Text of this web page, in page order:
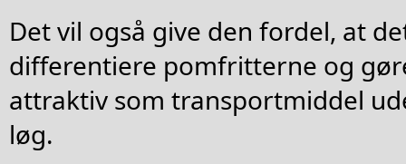
Det vil også give den fordel, at
differentiere pomfritterne og
attraktiv som transportmiddel
løg.